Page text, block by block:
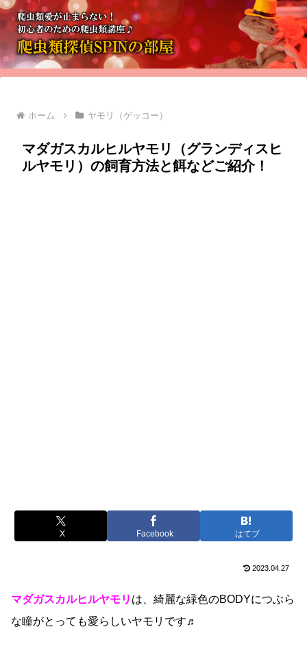
ホーム ヤモリ（ゲッコー）
マダガスカルヒルヤモリ（グランディスヒ
ルヤモリ）の飼育方法と餌などご紹介！
X Facebook はてブ
2023.04.27
マダガスカルヒルヤモリ は、綺麗な緑色のBODYにつぶら
な瞳がとっても愛らしいヤモリです♬